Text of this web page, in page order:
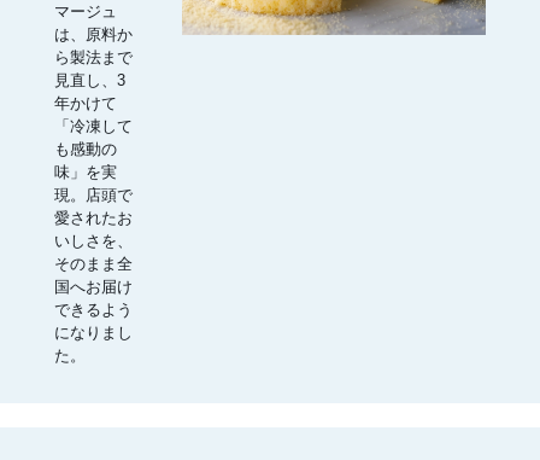
マージュ
は、原料か
ら製法まで
見直し、3
年かけて
「冷凍して
も感動の
味」を実
現。店頭で
愛されたお
いしさを、
そのまま全
国へお届け
できるよう
になりまし
た。